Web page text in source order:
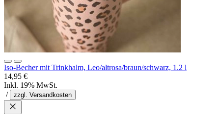
Iso-Becher mit Trinkhalm, Leo/altrosa/braun/schwarz, 1.2 l
14,95 €
Inkl. 19% MwSt.
/
zzgl. Versandkosten